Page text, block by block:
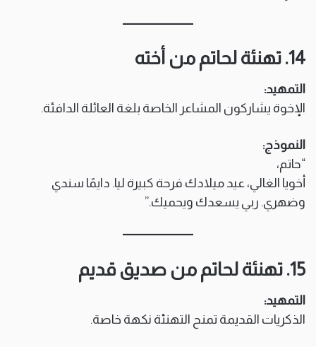
14. تهنئة لحاتم من أخته
التمهيد:
الإخوة يشاركون المشاعر الخاصة بلغة العائلة الدافئة.
النموذج:
“حاتم،
أخويا الغالي، عيد ميلادك فرحة كبيرة ليا. دايمًا سندي
وضهري. ربي يسعدك ويحميك.”
15. تهنئة لحاتم من صديق قديم
التمهيد:
الذكريات القديمة تمنح التهنئة نكهة خاصة.